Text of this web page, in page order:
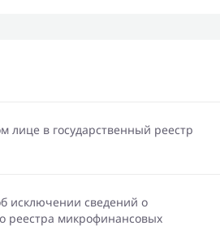
лице в государственный реестр
исключении сведений о
реестра микрофинансовых